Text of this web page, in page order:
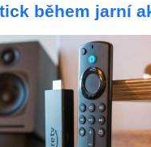
během jarní